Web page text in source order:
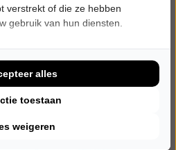
Tickets
verstrekt of die ze hebben
gebruik van hun diensten.
weigeren
toestaan
alles